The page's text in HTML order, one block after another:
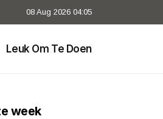
08 Aug 2026 04:05
Leuk Om Te Doen
week